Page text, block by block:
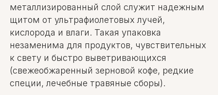
металлизированный слой служит надежным
щитом от ультрафиолетовых лучей,
кислорода и влаги. Такая упаковка
незаменима для продуктов, чувствительных
к свету и быстро выветривающихся
(свежеобжаренный зерновой кофе, редкие
специи, лечебные травяные сборы).